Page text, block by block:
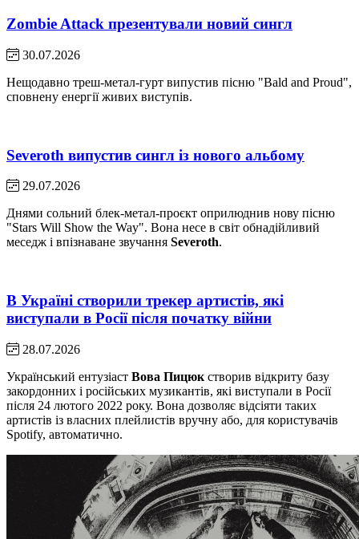
Zombie Attack презентували новий сингл
30.07.2026
Нещодавно треш-метал-гурт випустив пісню "Bald and Proud",
сповнену енергії живих виступів.
Severoth випустив сингл із нового альбому
29.07.2026
Днями сольний блек-метал-проєкт оприлюднив нову пісню
"Stars Will Show the Way". Вона несе в світ обнадійливий
меседж і впізнаване звучання Severoth.
В Україні створили трекер артистів, які
виступали в Росії після початку війни
28.07.2026
Український ентузіаст Вова Пицюк створив відкриту базу
закордонних і російських музикантів, які виступали в Росії
після 24 лютого 2022 року. Вона дозволяє відсіяти таких
артистів із власних плейлистів вручну або, для користувачів
Spotify, автоматично.